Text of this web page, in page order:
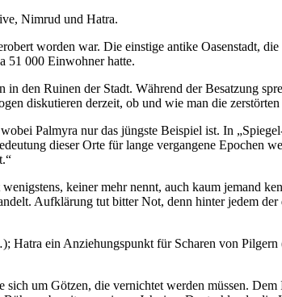
Nimrud und Hatra.
worden war. Die einstige antike Oasenstadt,
51 000 Einwohner hatte.
den Ruinen der Stadt. Während der Besatzung
diskutieren derzeit, ob und wie man die
Palmyra nur das jüngste Beispiel ist. In
dieser Orte für lange vergangene Epochen
keiner mehr nennt, auch kaum jemand
Aufklärung tut bitter Not, denn hinter jedem
Hatra ein Anziehungspunkt für Scharen von
um Götzen, die vernichtet werden müssen.